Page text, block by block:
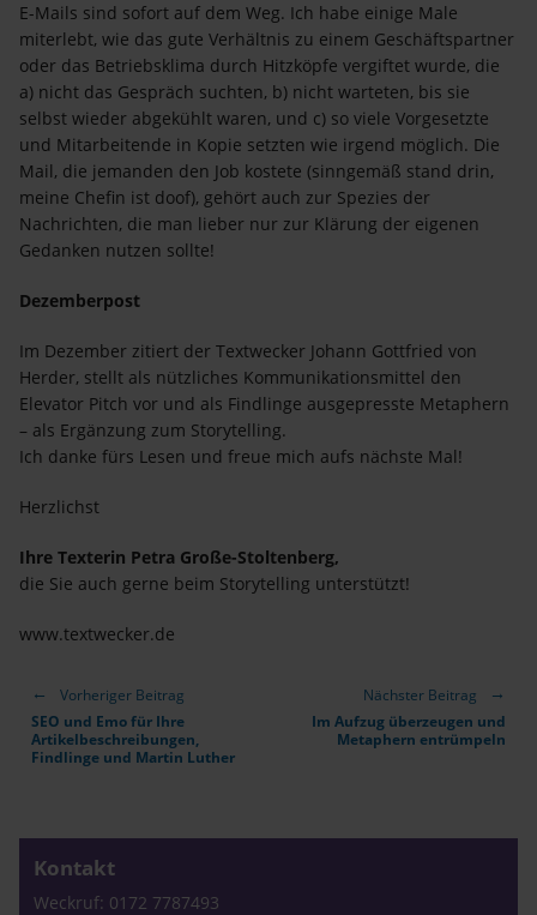
E-Mails sind sofort auf dem Weg. Ich habe einige Male
miterlebt, wie das gute Verhältnis zu einem Geschäftspartner
oder das Betriebsklima durch Hitzköpfe vergiftet wurde, die
a) nicht das Gespräch suchten, b) nicht warteten, bis sie
selbst wieder abgekühlt waren, und c) so viele Vorgesetzte
und Mitarbeitende in Kopie setzten wie irgend möglich. Die
Mail, die jemanden den Job kostete (sinngemäß stand drin,
meine Chefin ist doof), gehört auch zur Spezies der
Nachrichten, die man lieber nur zur Klärung der eigenen
Gedanken nutzen sollte!
Dezemberpost
Im Dezember zitiert der Textwecker Johann Gottfried von
Herder, stellt als nützliches Kommunikationsmittel den
Elevator Pitch vor und als Findlinge ausgepresste Metaphern
– als Ergänzung zum Storytelling.
Ich danke fürs Lesen und freue mich aufs nächste Mal!
Herzlichst
Ihre Texterin Petra Große-Stoltenberg,
die Sie auch gerne beim Storytelling unterstützt!
www.textwecker.de
Vorheriger Beitrag
SEO und Emo für Ihre
Artikelbeschreibungen,
Findlinge und Martin Luther
Nächster Beitrag
Im Aufzug überzeugen und
Metaphern entrümpeln
Kontakt
Weckruf: 0172 7787493